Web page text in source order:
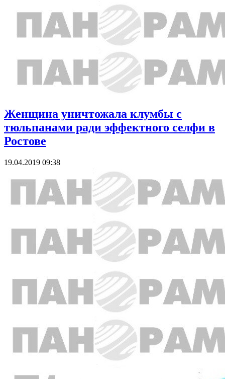
Женщина уничтожала клумбы с
тюльпанами ради эффектного селфи в
Ростове
19.04.2019 09:38